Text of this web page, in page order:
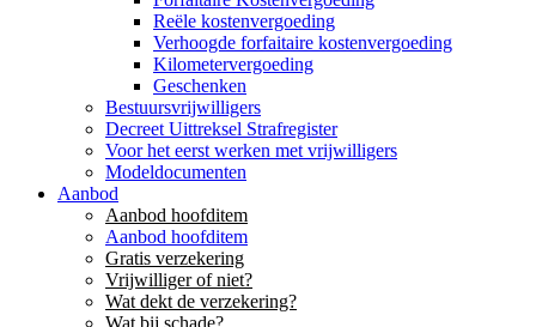
Reële kostenvergoeding
Verhoogde forfaitaire kostenvergoeding
Kilometervergoeding
Geschenken
Bestuursvrijwilligers
Decreet Uittreksel Strafregister
Voor het eerst werken met vrijwilligers
Modeldocumenten
Aanbod
Aanbod hoofditem
Aanbod hoofditem
Gratis verzekering
Vrijwilliger of niet?
Wat dekt de verzekering?
Wat bij schade?